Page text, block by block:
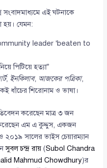
সংবাদমাধ্যমে এই ঘটনাকে
হয়। যেমন:
leader ‘beaten to
পিটিয়ে হত্যা”
, ইনকিলাব, আজকের পত্রিকা,
শিরোনাম ও ভাষা।
করেছেন মাত্র ৩ জন
করেছেন এম এ কুদ্দুস, একজন
২০১৯ সালের ভাইস চেয়ারম্যান
সুবল চন্দ্র রায় (Subol Chandra
Mahmud Chowdhury)র